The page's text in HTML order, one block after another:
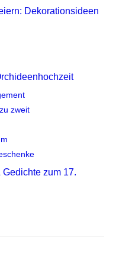
Dekorationsideen
zweit
zum 17.